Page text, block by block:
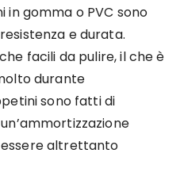
gomma o PVC sono
e durata.
facili da pulire, il che è
durante
sono fatti di
altrettanto